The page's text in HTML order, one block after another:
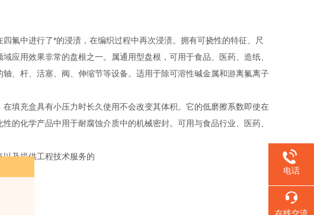
氟中进行了*的浸渍，在编织过程中再次浸渍。拥有可挠性的特征、尺
应用效果非常的盘根之一。属通用型盘根，可用于食品、医药、造纸、
、杆、活塞、阀、伸缩节等设备。适用于除可溶性碱金属和游离氟离子
填充盒具有小压力时长久使用不会改变其体积。它的低磨擦系数即使在
的化学产品中用于耐腐蚀介质中的机械密封。可用与食品行业、医药、
及提供工程技术服务的
电话